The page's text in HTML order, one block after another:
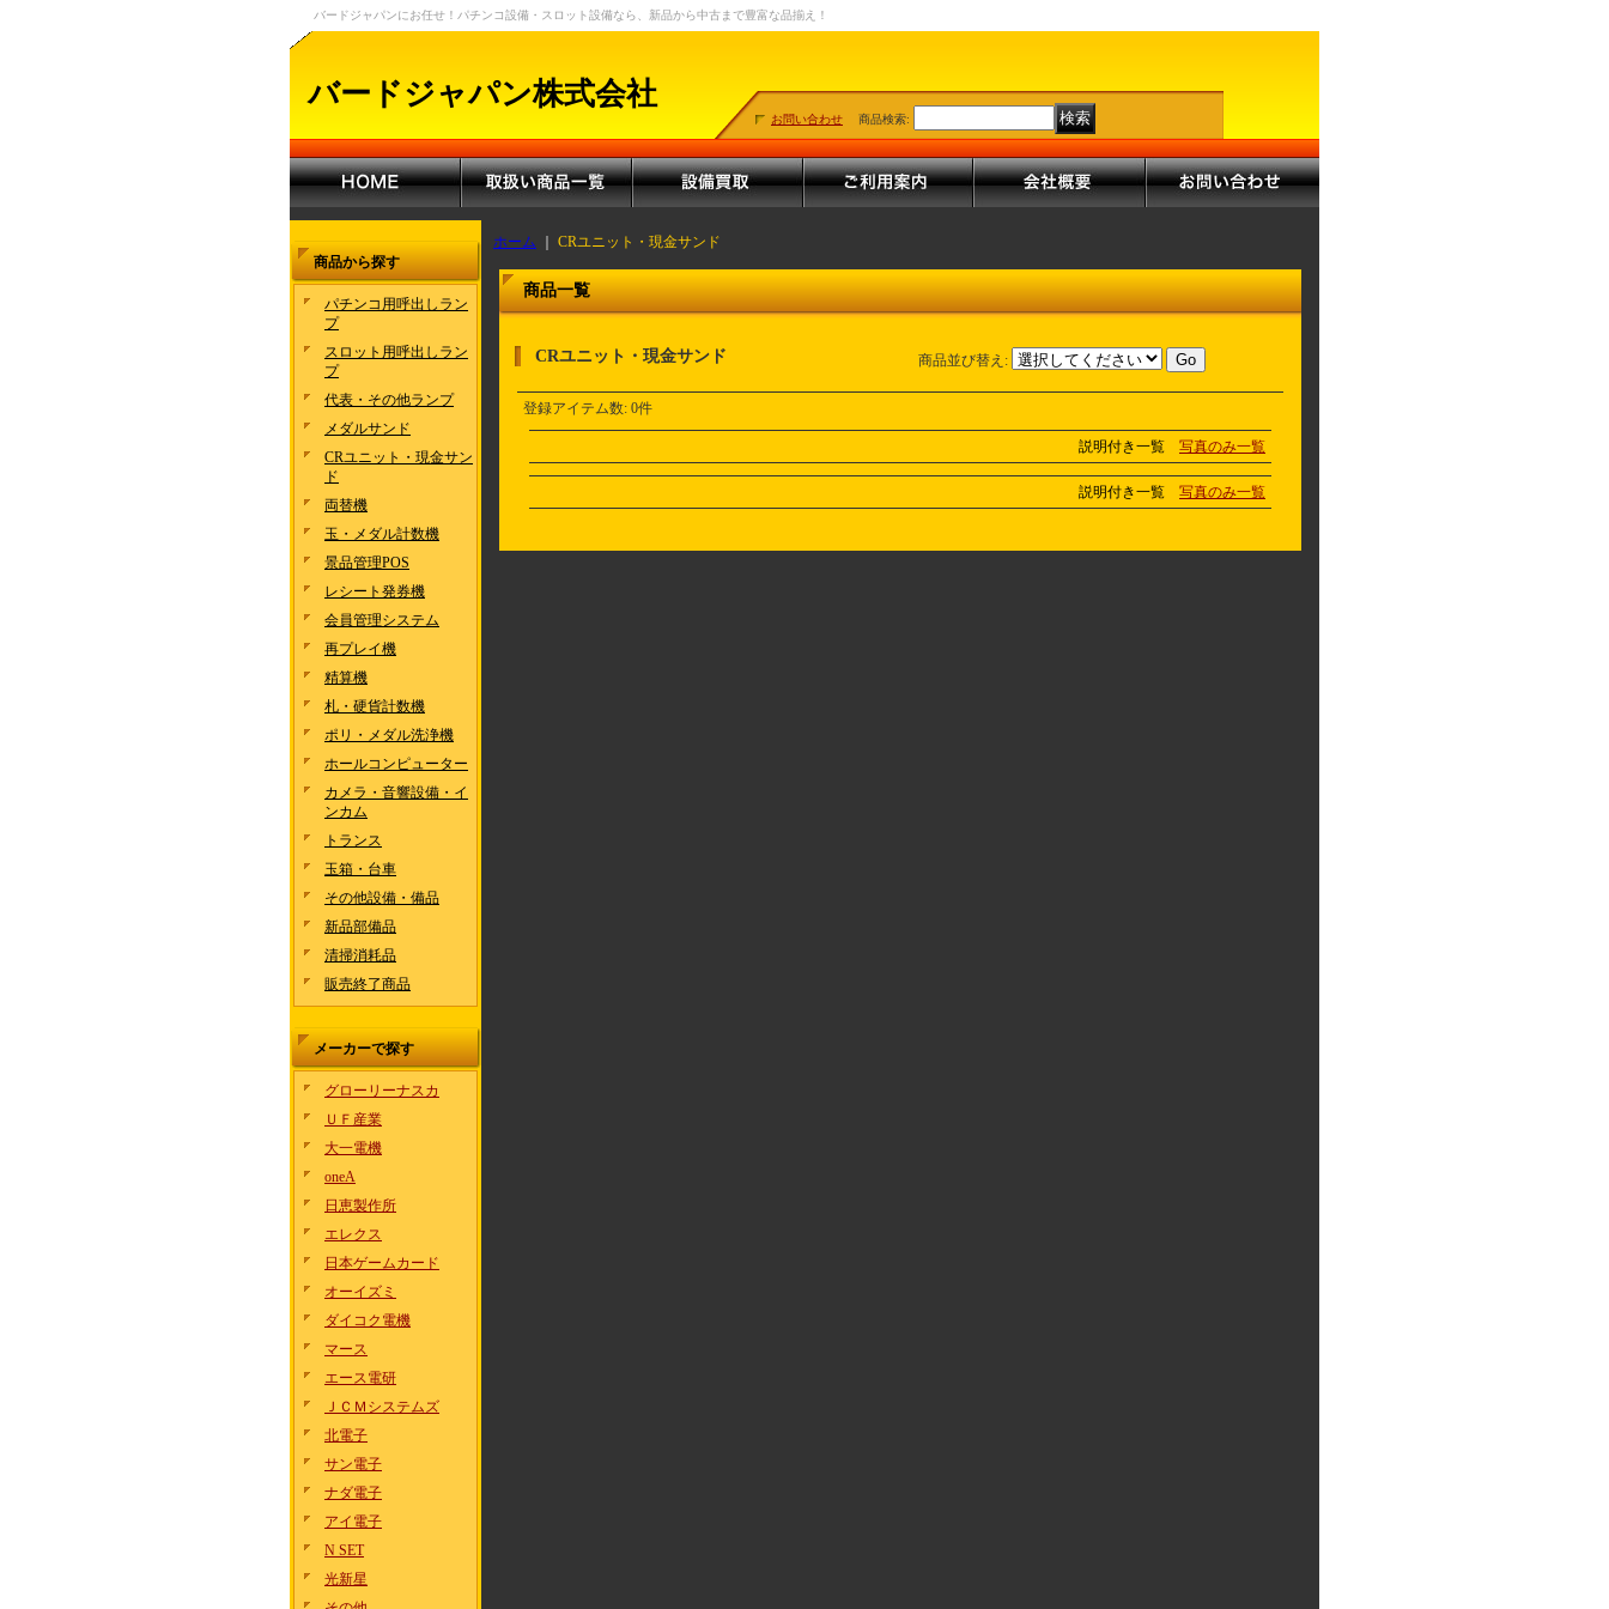
バードジャパンにお任せ！パチンコ設備・スロット設備なら、新品から中古まで豊富な品揃え！
バードジャパン株式会社
お問い合わせ 商品検索:
商品から探す
パチンコ用呼出しラン
プ
スロット用呼出しラン
プ
代表・その他ランプ
メダルサンド
CRユニット・現金サン
ド
両替機
玉・メダル計数機
景品管理POS
レシート発券機
会員管理システム
再プレイ機
精算機
札・硬貨計数機
ポリ・メダル洗浄機
ホールコンピューター
カメラ・音響設備・イ
ンカム
トランス
玉箱・台車
その他設備・備品
新品部備品
清掃消耗品
販売終了商品
メーカーで探す
グローリーナスカ
ＵＦ産業
大一電機
oneA
日恵製作所
エレクス
日本ゲームカード
オーイズミ
ダイコク電機
マース
エース電研
ＪＣＭシステムズ
北電子
サン電子
ナダ電子
アイ電子
N SET
光新星
ホーム CRユニット・現金サンド
商品一覧
CRユニット・現金サンド 商品並び替え :
登録アイテム数: 0件
説明付き一覧 写真のみ一覧
説明付き一覧 写真のみ一覧